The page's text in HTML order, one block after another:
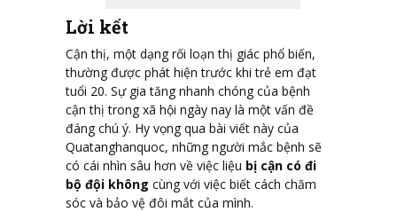
Lời kết
Cận thị, một dạng rối loạn thị giác phổ biến,
thường được phát hiện trước khi trẻ em đạt
tuổi 20. Sự gia tăng nhanh chóng của bệnh
cận thị trong xã hội ngày nay là một vấn đề
đáng chú ý. Hy vọng qua bài viết này của
Quatanghanquoc, những người mắc bệnh sẽ
có cái nhìn sâu hơn về việc liệu bị cận có đi
bộ đội không cùng với việc biết cách chăm
sóc và bảo vệ đôi mắt của mình.